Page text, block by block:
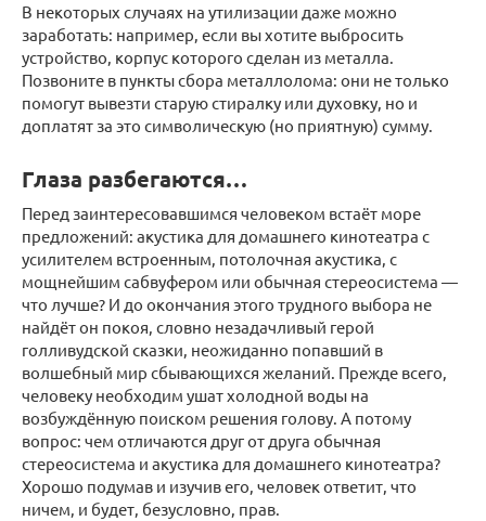
В некоторых случаях на утилизации даже можно
заработать: например, если вы хотите выбросить
устройство, корпус которого сделан из металла.
Позвоните в пункты сбора металлолома: они не только
помогут вывезти старую стиралку или духовку, но и
доплатят за это символическую (но приятную) сумму.
Глаза разбегаются…
Перед заинтересовавшимся человеком встаёт море
предложений: акустика для домашнего кинотеатра с
усилителем встроенным, потолочная акустика, с
мощнейшим сабвуфером или обычная стереосистема —
что лучше? И до окончания этого трудного выбора не
найдёт он покоя, словно незадачливый герой
голливудской сказки, неожиданно попавший в
волшебный мир сбывающихся желаний. Прежде всего,
человеку необходим ушат холодной воды на
возбуждённую поиском решения голову. А потому
вопрос: чем отличаются друг от друга обычная
стереосистема и акустика для домашнего кинотеатра?
Хорошо подумав и изучив его, человек ответит, что
ничем, и будет, безусловно, прав.